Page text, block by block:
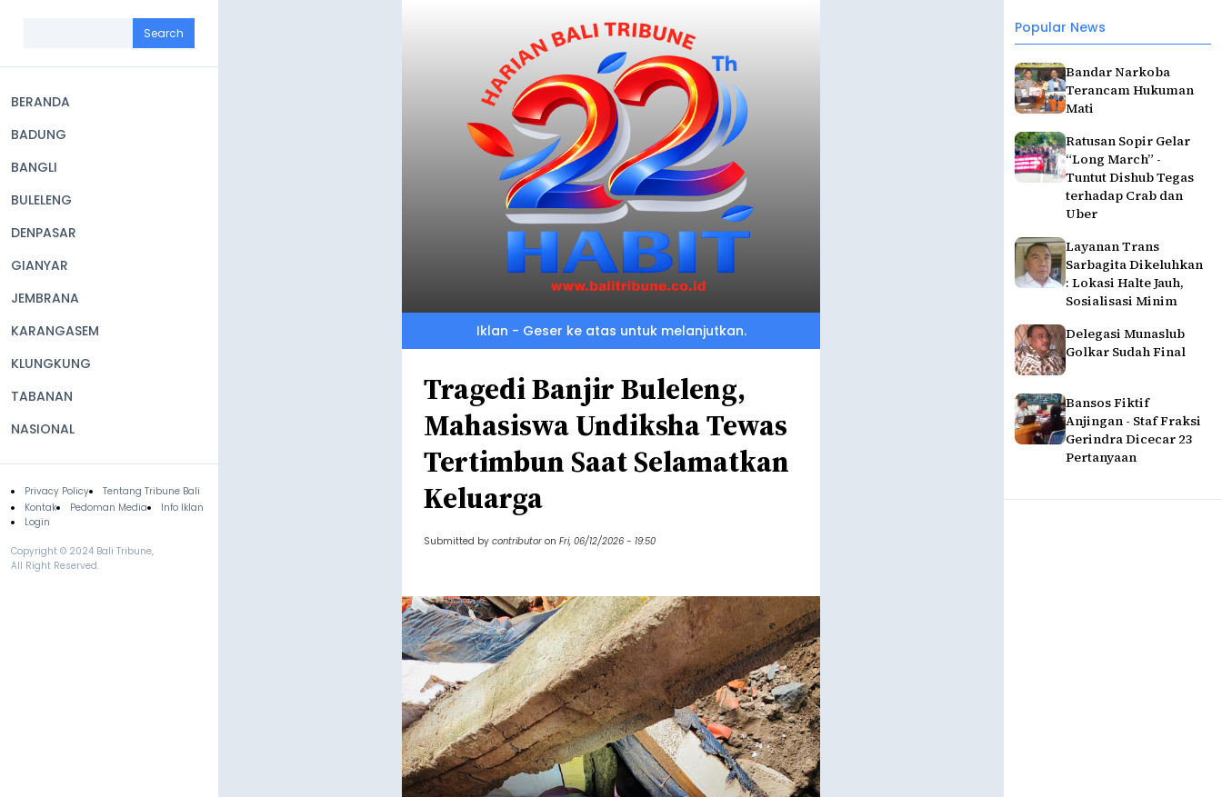
navigation
BERANDA
BADUNG
BANGLI
BULELENG
DENPASAR
GIANYAR
JEMBRANA
KARANGASEM
KLUNGKUNG
TABANAN
NASIONAL
Footer
Privacy Policy
Tentang Tribune Bali
Kontak
Pedoman Media
Info Iklan
Login
Copyright © 2024 Bali Tribune,
All Right Reserved.
Popular News
Bandar Narkoba
Terancam Hukuman
Mati
Ratusan Sopir Gelar
“Long March” -
Tuntut Dishub Tegas
terhadap Crab dan
Uber
Layanan Trans
Sarbagita Dikeluhkan
: Lokasi Halte Jauh,
Sosialisasi Minim
Delegasi Munaslub
Golkar Sudah Final
Bansos Fiktif
Anjingan - Staf Fraksi
Gerindra Dicecar 23
Pertanyaan
Iklan - Geser ke atas untuk melanjutkan.
Tragedi Banjir Buleleng,
Mahasiswa Undiksha Tewas
Tertimbun Saat Selamatkan
Keluarga
Submitted by contributor on Fri, 06/12/2026 - 19:50